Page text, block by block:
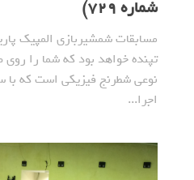
شماره 729)
مسابقات شمشیربازی المپیک
تپنده خواهد بود که شما را روی
اجرا...